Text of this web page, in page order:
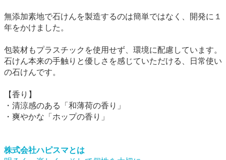
無添加素地で石けんを製造するのは簡単ではなく、開発に１
年をかけました。
包装材もプラスチックを使用せず、環境に配慮しています。
石けん本来の手触りと優しさを感じていただける、日常使い
の石けんです。
【香り】
・清涼感のある「和薄荷の香り」
・爽やかな「ホップの香り」
株式会社ハピスマとは